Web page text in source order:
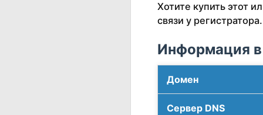
Хотите купить этот
связи у регистратора.
Информация в
Домен
Сервер DNS